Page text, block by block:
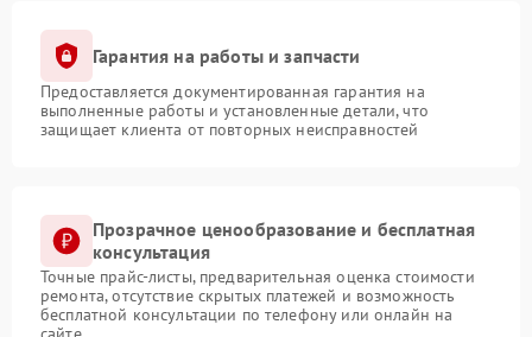
Гарантия на работы и запчасти
Предоставляется документированная гарантия на
выполненные работы и установленные детали, что
защищает клиента от повторных неисправностей
Прозрачное ценообразование и бесплатная
консультация
Точные прайс-листы, предварительная оценка стоимости
ремонта, отсутствие скрытых платежей и возможность
бесплатной консультации по телефону или онлайн на